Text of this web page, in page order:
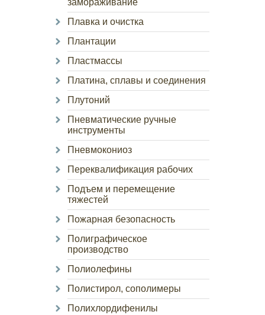
замораживание
Плавка и очистка
Плантации
Пластмассы
Платина, сплавы и соединения
Плутоний
Пневматические ручные
инструменты
Пневмокониоз
Переквалификация рабочих
Подъем и перемещение
тяжестей
Пожарная безопасность
Полиграфическое
производство
Полиолефины
Полистирол, сополимеры
Полихлордифенилы